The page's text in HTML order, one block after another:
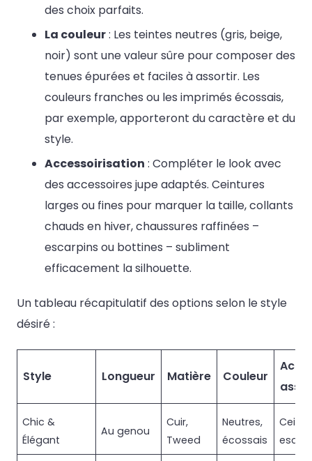
des choix parfaits.
La couleur: Les teintes neutres (gris, beige,
noir) sont une valeur sûre pour composer des
tenues épurées et faciles à assortir. Les
couleurs franches ou les imprimés écossais,
par exemple, apporteront du caractère et du
style.
Accessoirisation : Compléter le look avec
des accessoires jupe adaptés. Ceintures
larges ou fines pour marquer la taille, collants
chauds en hiver, chaussures raffinées –
escarpins ou bottines – subliment
efficacement la silhouette.
Un tableau récapitulatif des options selon le style
désiré :
Style Longueur Matière Couleur
Chic &
Élégant
Au genou
Cuir,
Tweed
Neutres,
écossais